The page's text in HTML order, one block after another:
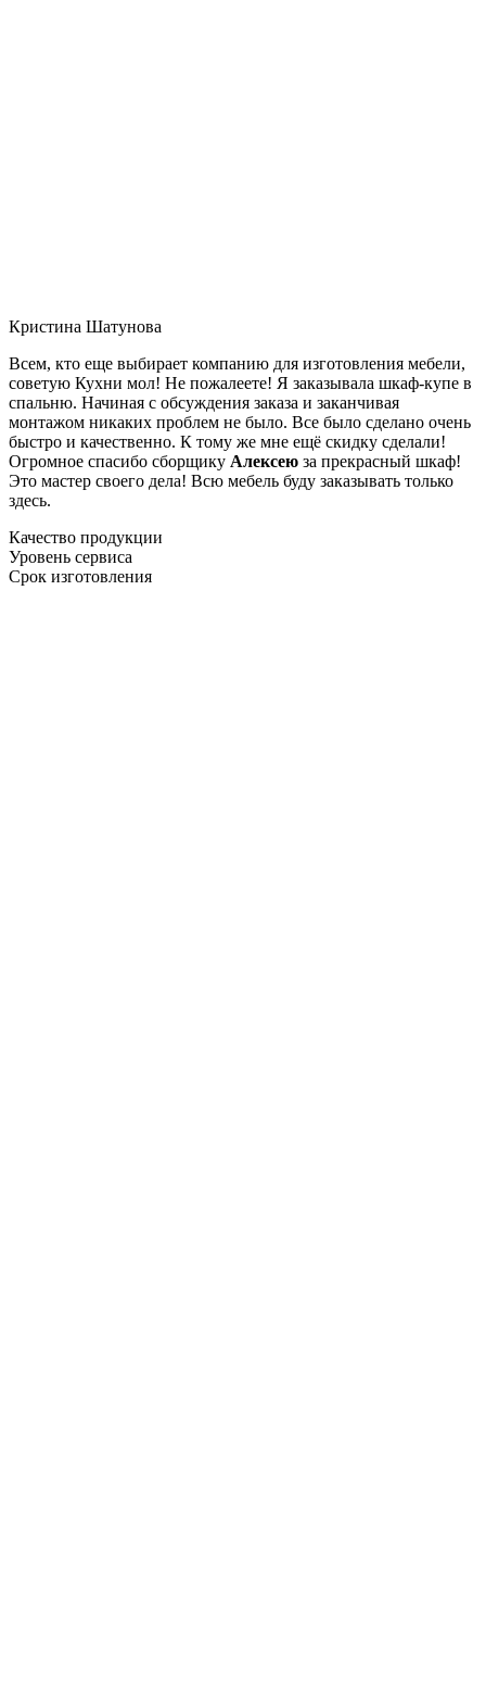
Кристина Шатунова
Всем, кто еще выбирает компанию для изготовления мебели,
советую Кухни мол! Не пожалеете! Я заказывала шкаф-купе в
спальню. Начиная с обсуждения заказа и заканчивая
монтажом никаких проблем не было. Все было сделано очень
быстро и качественно. К тому же мне ещё скидку сделали!
Огромное спасибо сборщику Алексею за прекрасный шкаф!
Это мастер своего дела! Всю мебель буду заказывать только
здесь.
Качество продукции
Уровень сервиса
Срок изготовления